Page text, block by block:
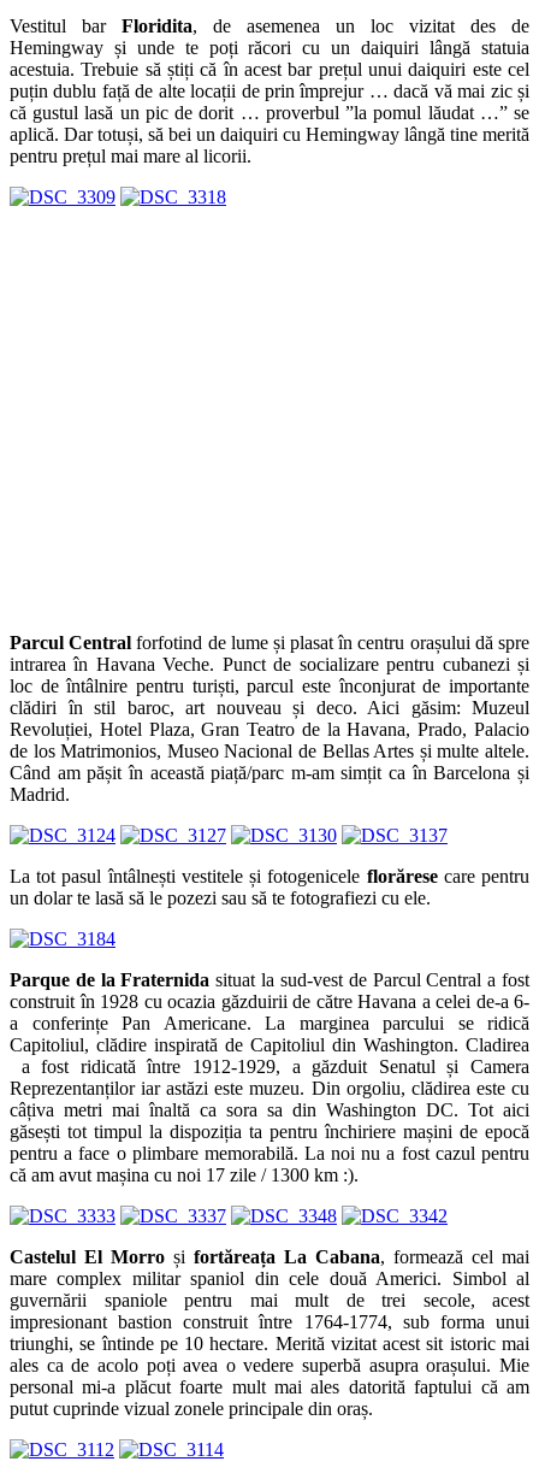
Vestitul bar Floridita, de asemenea un loc vizitat des de
Hemingway și unde te poți răcori cu un daiquiri lângă statuia
acestuia. Trebuie să știți că în acest bar prețul unui daiquiri este cel
puțin dublu față de alte locații de prin împrejur … dacă vă mai zic și
că gustul lasă un pic de dorit … proverbul ”la pomul lăudat …” se
aplică. Dar totuși, să bei un daiquiri cu Hemingway lângă tine merită
pentru prețul mai mare al licorii.
Parcul Central forfotind de lume și plasat în centru orașului dă spre
intrarea în Havana Veche. Punct de socializare pentru cubanezi și
loc de întâlnire pentru turiști, parcul este înconjurat de importante
clădiri în stil baroc, art nouveau și deco. Aici găsim: Muzeul
Revoluției, Hotel Plaza, Gran Teatro de la Havana, Prado, Palacio
de los Matrimonios, Museo Nacional de Bellas Artes și multe altele.
Când am pășit în această piață/parc m-am simțit ca în Barcelona și
Madrid.
La tot pasul întâlnești vestitele și fotogenicele florăresecare pentru
un dolar te lasă să le pozezi sau să te fotografiezi cu ele.
Parque de la Fraternida situat la sud-vest de Parcul Central a fost
construit în 1928 cu ocazia găzduirii de către Havana a celei de-a 6-
a conferințe Pan Americane. La marginea parcului se ridică
Capitoliul, clădire inspirată de Capitoliul din Washington. Cladirea
a fost ridicată între 1912-1929, a găzduit Senatul și Camera
Reprezentanților iar astăzi este muzeu. Din orgoliu, clădirea este cu
câțiva metri mai înaltă ca sora sa din Washington DC. Tot aici
găsești tot timpul la dispoziția ta pentru închiriere mașini de epocă
pentru a face o plimbare memorabilă. La noi nu a fost cazul pentru
că am avut mașina cu noi 17 zile / 1300 km :).
Castelul El Morro și fortăreața La Cabana, formează cel mai
mare complex militar spaniol din cele două Americi. Simbol al
guvernării spaniole pentru mai mult de trei secole, acest
impresionant bastion construit între 1764-1774, sub forma unui
triunghi, se întinde pe 10 hectare. Merită vizitat acest sit istoric mai
ales ca de acolo poți avea o vedere superbă asupra orașului. Mie
personal mi-a plăcut foarte mult mai ales datorită faptului că am
putut cuprinde vizual zonele principale din oraș.